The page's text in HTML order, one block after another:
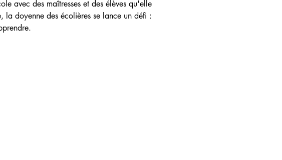
avec des maîtresses et des élèves qu'elle
la doyenne des écolières se lance un défi :